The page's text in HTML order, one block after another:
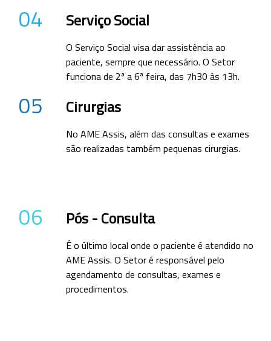
04 Serviço Social
O Serviço Social visa dar assistência ao
paciente, sempre que necessário. O Setor
funciona de 2ª a 6ª feira, das 7h30 às 13h.
05 Cirurgias
No AME Assis, além das consultas e exames
são realizadas também pequenas cirurgias.
06 Pós - Consulta
É o último local onde o paciente é atendido no
AME Assis. O Setor é responsável pelo
agendamento de consultas, exames e
procedimentos.